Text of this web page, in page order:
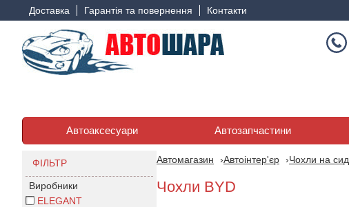
Доставка Гарантія та повернення Контакти
Автоаксесуари Автозапчастини
ФІЛЬТР
Виробники
ELEGANT
Автомагазин Автоінтер'єр Чохли на
Чохли BYD